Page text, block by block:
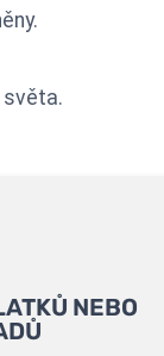
světa.
NEBO